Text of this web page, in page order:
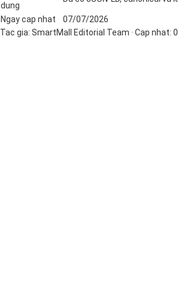
dung
Ngay cap nhat
07/07/2026
Tac gia: SmartMall Editorial Team · Cap nhat: